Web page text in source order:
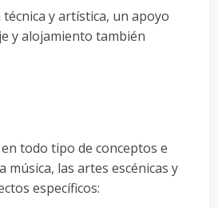
y artística, un apoyo
y alojamiento también
todo tipo de conceptos e
las artes escénicas y
específicos: